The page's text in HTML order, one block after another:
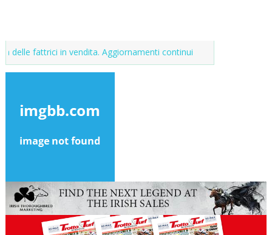
in vendita. Aggiornamenti continui Market del purosangue.